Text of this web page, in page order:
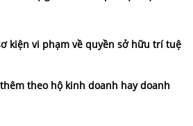
kiện vi phạm về quyền sở hữu trí tuệ
theo hộ kinh doanh hay doanh